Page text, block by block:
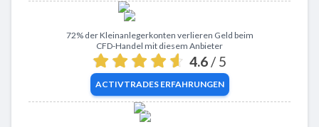
Zu ActivTrades
72% der Kleinanlegerkonten verlieren Geld beim
CFD-Handel mit diesem Anbieter
4.6 / 5
ACTIVTRADESERFAHRUNGEN